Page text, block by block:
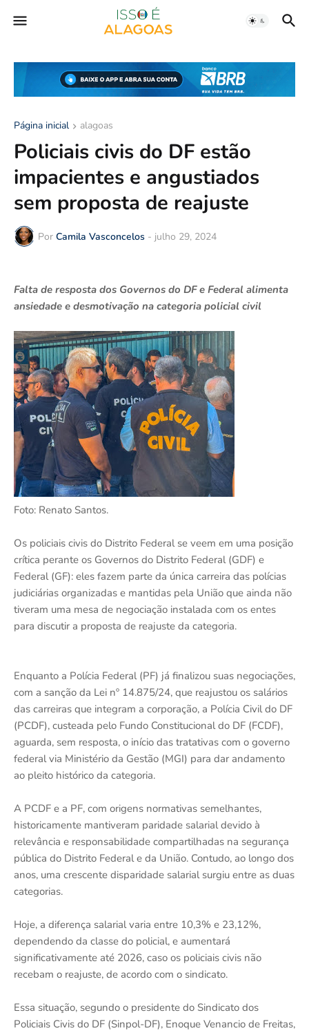
Página inicial alagoas
Policiais civis do DF estão
impacientes e angustiados
sem proposta de reajuste
Por Camila Vasconcelos - julho 29, 2024
Falta de resposta dos Governos do DF e Federal alimenta
ansiedade e desmotivação na categoria policial civil
Foto: Renato Santos.
Os policiais civis do Distrito Federal se veem em uma posição
crítica perante os Governos do Distrito Federal (GDF) e
Federal (GF): eles fazem parte da única carreira das polícias
judiciárias organizadas e mantidas pela União que ainda não
tiveram uma mesa de negociação instalada com os entes
para discutir a proposta de reajuste da categoria.
Enquanto a Polícia Federal (PF) já finalizou suas negociações,
com a sanção da Lei nº 14.875/24, que reajustou os salários
das carreiras que integram a corporação, a Polícia Civil do DF
(PCDF), custeada pelo Fundo Constitucional do DF (FCDF),
aguarda, sem resposta, o início das tratativas com o governo
federal via Ministério da Gestão (MGI) para dar andamento
ao pleito histórico da categoria.
A PCDF e a PF, com origens normativas semelhantes,
historicamente mantiveram paridade salarial devido à
relevância e responsabilidade compartilhadas na segurança
pública do Distrito Federal e da União. Contudo, ao longo dos
anos, uma crescente disparidade salarial surgiu entre as duas
categorias.
Hoje, a diferença salarial varia entre 10,3% e 23,12%,
dependendo da classe do policial, e aumentará
significativamente até 2026, caso os policiais civis não
recebam o reajuste, de acordo com o sindicato.
Essa situação, segundo o presidente do Sindicato dos
Policiais Civis do DF (Sinpol-DF), Enoque Venancio de Freitas,